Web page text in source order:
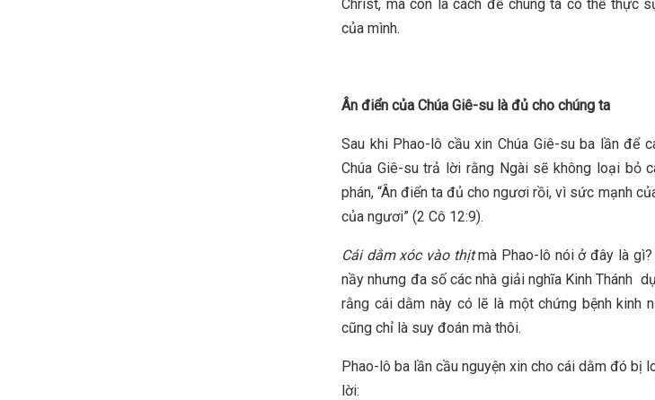
Christ, mà còn là cách để chúng ta có thể thực
của mình.
Ân điển của Chúa Giê-su là đủ cho chúng ta
Sau khi Phao-lô cầu xin Chúa Giê-su ba lần để
Chúa Giê-su trả lời rằng Ngài sẽ không loại bỏ
phán, “Ân điển ta đủ cho ngươi rồi, vì sức mạnh
của ngươi” (2 Cô 12:9).
Cái dằm xóc vào thịtmà Phao-lô nói ở đây là gì?
nầy nhưng đa số các nhà giải nghĩa Kinh Thánh
rằng cái dằm này có lẽ là một chứng bệnh kinh
cũng chỉ là suy đoán mà thôi.
Phao-lô ba lần cầu nguyện xin cho cái dằm đó bị
lời: